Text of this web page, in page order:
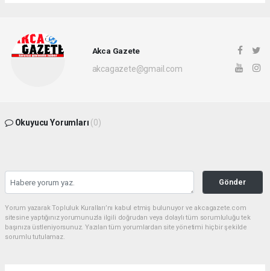
Akca Gazete
akcagazete@gmail.com
Okuyucu Yorumları (0)
Gönder
Yorum yazarak Topluluk Kuralları’nı kabul etmiş bulunuyor ve akcagazete.com
sitesine yaptığınız yorumunuzla ilgili doğrudan veya dolaylı tüm sorumluluğu tek
başınıza üstleniyorsunuz. Yazılan tüm yorumlardan site yönetimi hiçbir şekilde
sorumlu tutulamaz.